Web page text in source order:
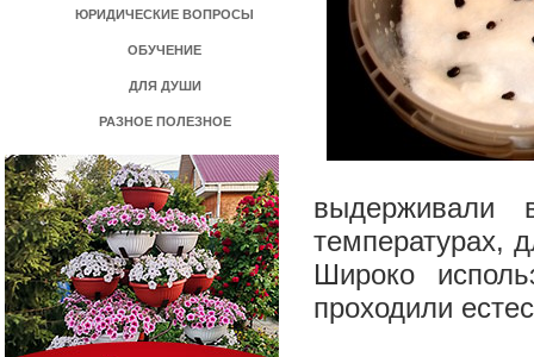
ЮРИДИЧЕСКИЕ ВОПРОСЫ
ОБУЧЕНИЕ
ДЛЯ ДУШИ
РАЗНОЕ ПОЛЕЗНОЕ
выдерживали
температурах,
Широко
проходили